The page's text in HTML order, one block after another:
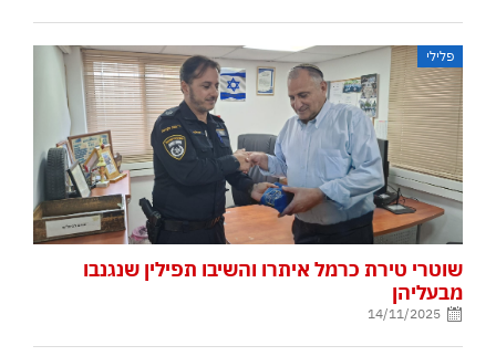
פלילי
שוטרי טירת כרמל איתרו והשיבו תפילין שנגנבו
מבעליהן
14/11/2025